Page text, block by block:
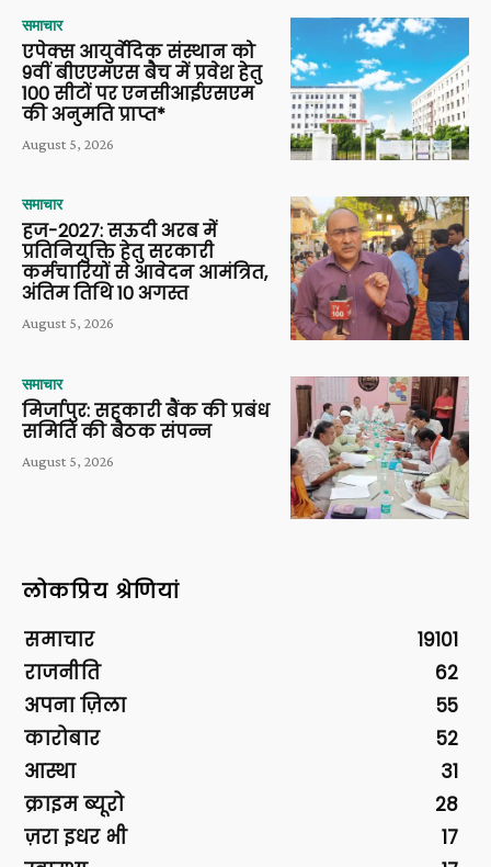
समाचार
एपेक्स आयुर्वेदिक संस्थान को
9वीं बीएएमएस बैच में प्रवेश हेतु
100 सीटों पर एनसीआईएसएम
की अनुमति प्राप्त*
August 5, 2026
समाचार
हज-2027: सऊदी अरब में
प्रतिनियुक्ति हेतु सरकारी
कर्मचारियों से आवेदन आमंत्रित,
अंतिम तिथि 10 अगस्त
August 5, 2026
समाचार
मिर्जापुर: सहकारी बैंक की प्रबंध
समिति की बैठक संपन्न
August 5, 2026
लोकप्रिय श्रेणियां
समाचार
19101
राजनीति
62
अपना ज़िला
55
कारोबार
52
आस्था
31
क्राइम ब्यूरो
28
ज़रा इधर भी
17